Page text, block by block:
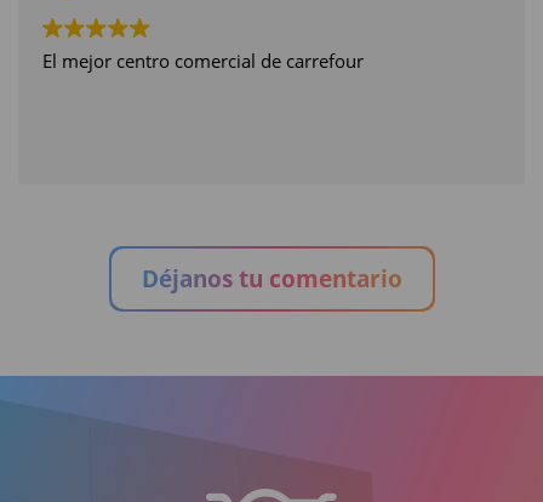
El mejor centro comercial de carrefour
Déjanos tu comentario